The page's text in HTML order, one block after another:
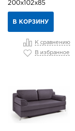
200х102х85
В КОРЗИНУ
К сравнению
В избранное